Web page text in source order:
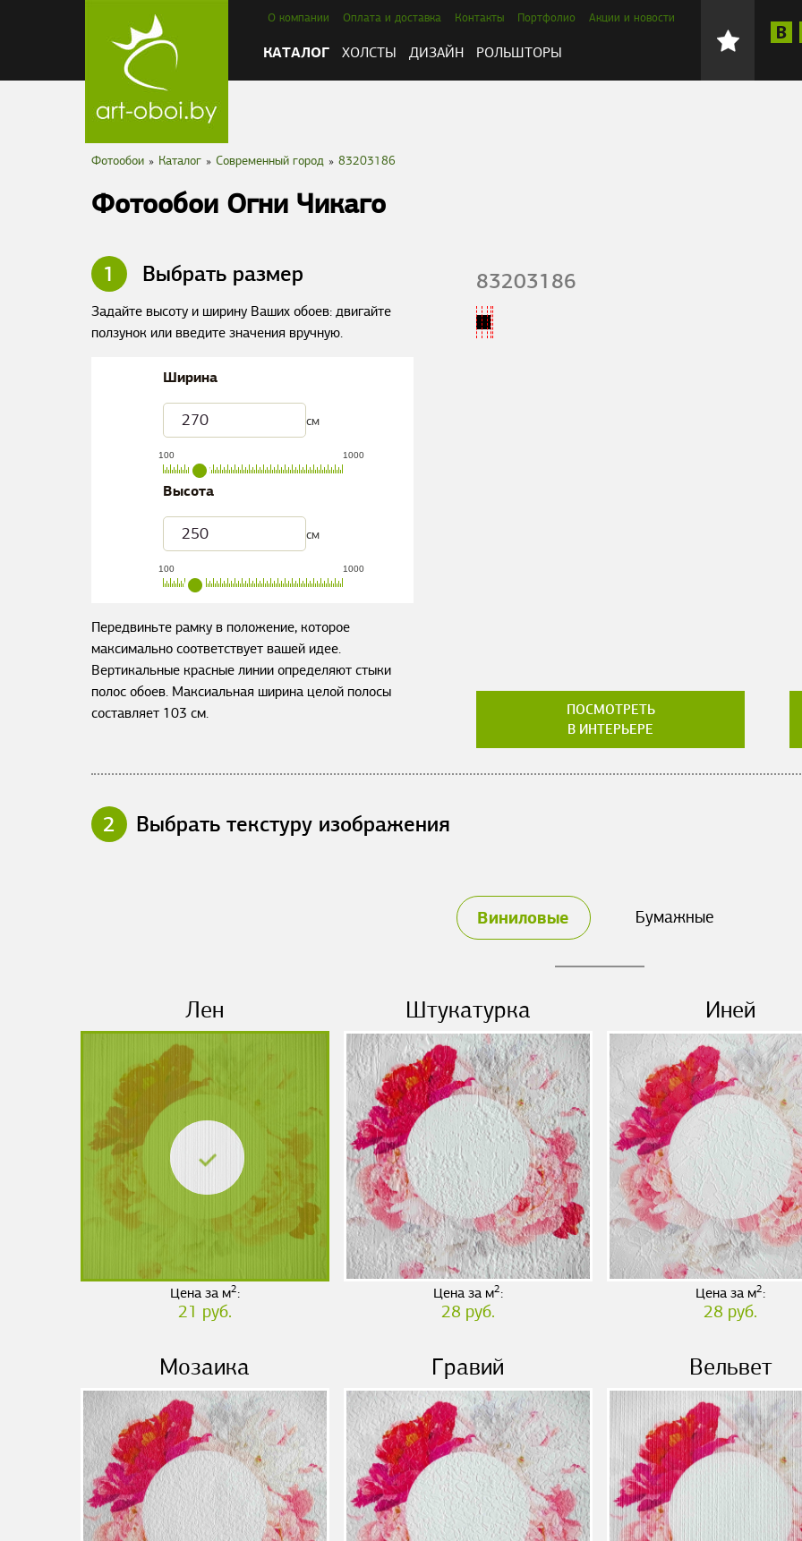
О компании Оплата и доставка Контакты Портфолио Акции и новости
КАТАЛОГ ХОЛСТЫ ДИЗАЙН РОЛЬШТОРЫ
Фотообои » Каталог » Современный город » 83203186
Фотообои Огни Чикаго
1 Выбрать размер
Задайте высоту и ширину Ваших обоев: двигайте
ползунок или введите значения вручную.
Ширина
см
100 1000
Высота
см
100 1000
Передвиньте рамку в положение, которое
максимально соответствует вашей идее.
Вертикальные красные линии определяют стыки
полос обоев. Максиальная ширина целой полосы
составляет 103 см.
83203186
ПОСМОТРЕТЬ
В ИНТЕРЬЕРЕ
2 Выбрать текстуру изображения
Виниловые Бумажные
Лен
Цена за м2:
21 руб.
Штукатурка
Цена за м2:
28 руб.
Иней
Цена за м2:
28 руб.
Мозаика Гравий Вельвет